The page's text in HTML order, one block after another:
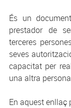
És un
prestador de
terceres
seves
capacitat per
una altra
En aquest